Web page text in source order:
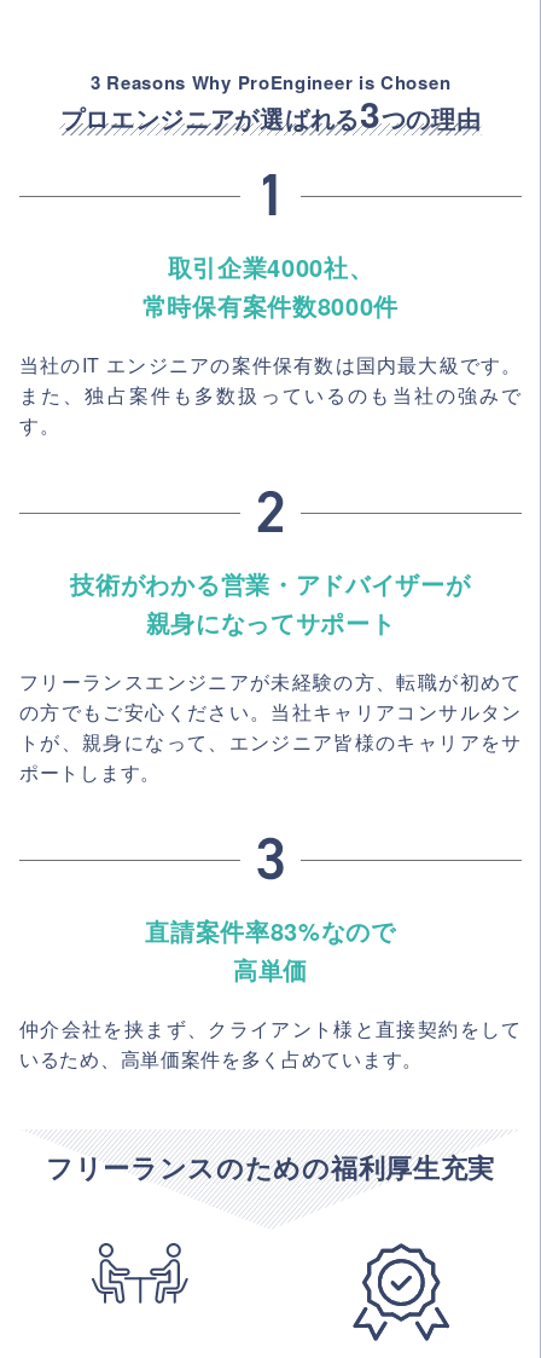
3 Reasons Why ProEngineer is Chosen
プロエンジニアが選ばれる3つの理由
取引企業4000社、
常時保有案件数8000件
当社のIT エンジニアの案件保有数は国内最大級です。
また、独占案件も多数扱っているのも当社の強みで
す。
技術がわかる営業・アドバイザーが
親身になってサポート
フリーランスエンジニアが未経験の方、転職が初めて
の方でもご安心ください。当社キャリアコンサルタン
トが、親身になって、エンジニア皆様のキャリアをサ
ポートします。
直請案件率83%なので
高単価
仲介会社を挟まず、クライアント様と直接契約をして
いるため、高単価案件を多く占めています。
フリーランスのための福利厚生充実